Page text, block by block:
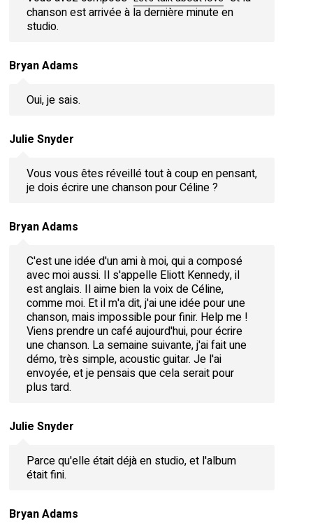
chanson est arrivée à la dernière minute en
studio.
Bryan Adams
Oui, je sais.
Julie Snyder
Vous vous êtes réveillé tout à coup en pensant,
je dois écrire une chanson pour Céline ?
Bryan Adams
C'est une idée d'un ami à moi, qui a composé
avec moi aussi. Il s'appelle Eliott Kennedy, il
est anglais. Il aime bien la voix de Céline,
comme moi. Et il m'a dit, j'ai une idée pour une
chanson, mais impossible pour finir. Help me !
Viens prendre un café aujourd'hui, pour écrire
une chanson. La semaine suivante, j'ai fait une
démo, très simple, acoustic guitar. Je l'ai
envoyée, et je pensais que cela serait pour
plus tard.
Julie Snyder
Parce qu'elle était déjà en studio, et l'album
était fini.
Bryan Adams